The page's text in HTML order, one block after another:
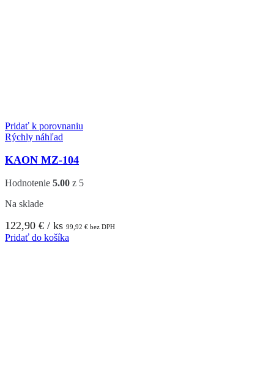
Pridať k porovnaniu
Rýchly náhľad
KAON MZ-104
Hodnotenie 5.00 z 5
Na sklade
122,90 € / ks 99,92 € bez DPH
Pridať do košíka